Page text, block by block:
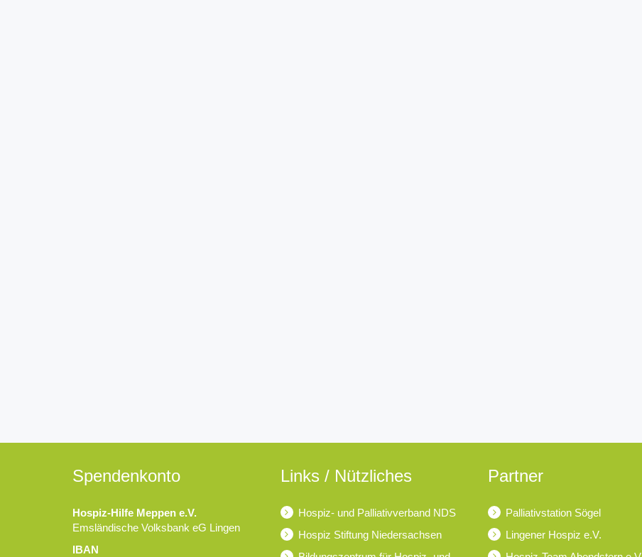
Spendenkonto
Hospiz-Hilfe Meppen e.V.
Emsländische Volksbank eG Lingen
IBAN
Links / Nützliches
Hospiz- und Palliativverband NDS
Hospiz Stiftung Niedersachsen
Partner
Palliativstation Sögel
Lingener Hospiz e.V.